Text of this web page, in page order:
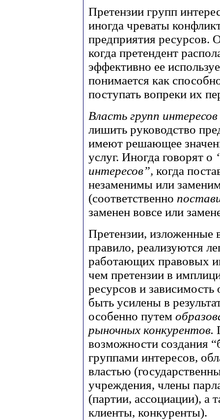
Претензии групп
иногда чреваты
предприятия ресурсов.
когда претендент
эффективно ее
понимается как
поступать вопреки их
Власть групп интересов
лишить руководство
имеют решающее
услуг. Иногда говорят о
интересов”, когда
незаменимы или
(соответственно
заменен вовсе или
Претензии, изложенные
правило, реализуются
работающих правовых
чем претензии в
ресурсов и
быть усилены в
особенно путем
рыночных конкурентов.
возможности создания
группами интересов,
властью
учреждения, члены
(партии, ассоциации), а
клиенты, конкуренты).